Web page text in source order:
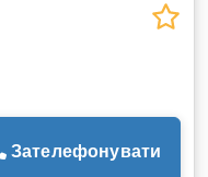
Зателефонувати